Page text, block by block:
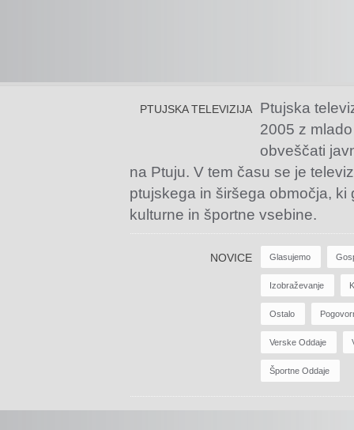
PTUJSKA TELEVIZIJA
Ptujska
2005 z
obveščati
na Ptuju. V tem času se je
ptujskega in širšega območja,
kulturne in športne vsebine.
NOVICE Glasujemo
Izobraževanje
Ostalo
Verske Oddaje
Športne Oddaje